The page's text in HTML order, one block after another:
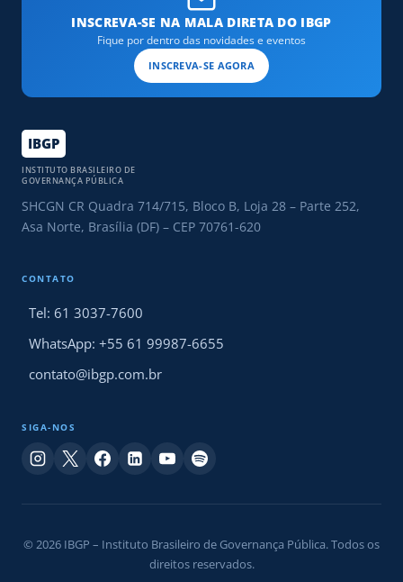
INSCREVA-SE NA MALA DIRETA DO IBGP
Fique por dentro das novidades e eventos
INSCREVA-SE AGORA
IBGP
INSTITUTO BRASILEIRO DE
GOVERNANÇA PÚBLICA
SHCGN CR Quadra 714/715, Bloco B, Loja 28 – Parte 252,
Asa Norte, Brasília (DF) – CEP 70761-620
CONTATO
Tel: 61 3037-7600
WhatsApp: +55 61 99987-6655
contato@ibgp.com.br
SIGA-NOS
© 2026 IBGP – Instituto Brasileiro de Governança Pública. Todos os
direitos reservados.